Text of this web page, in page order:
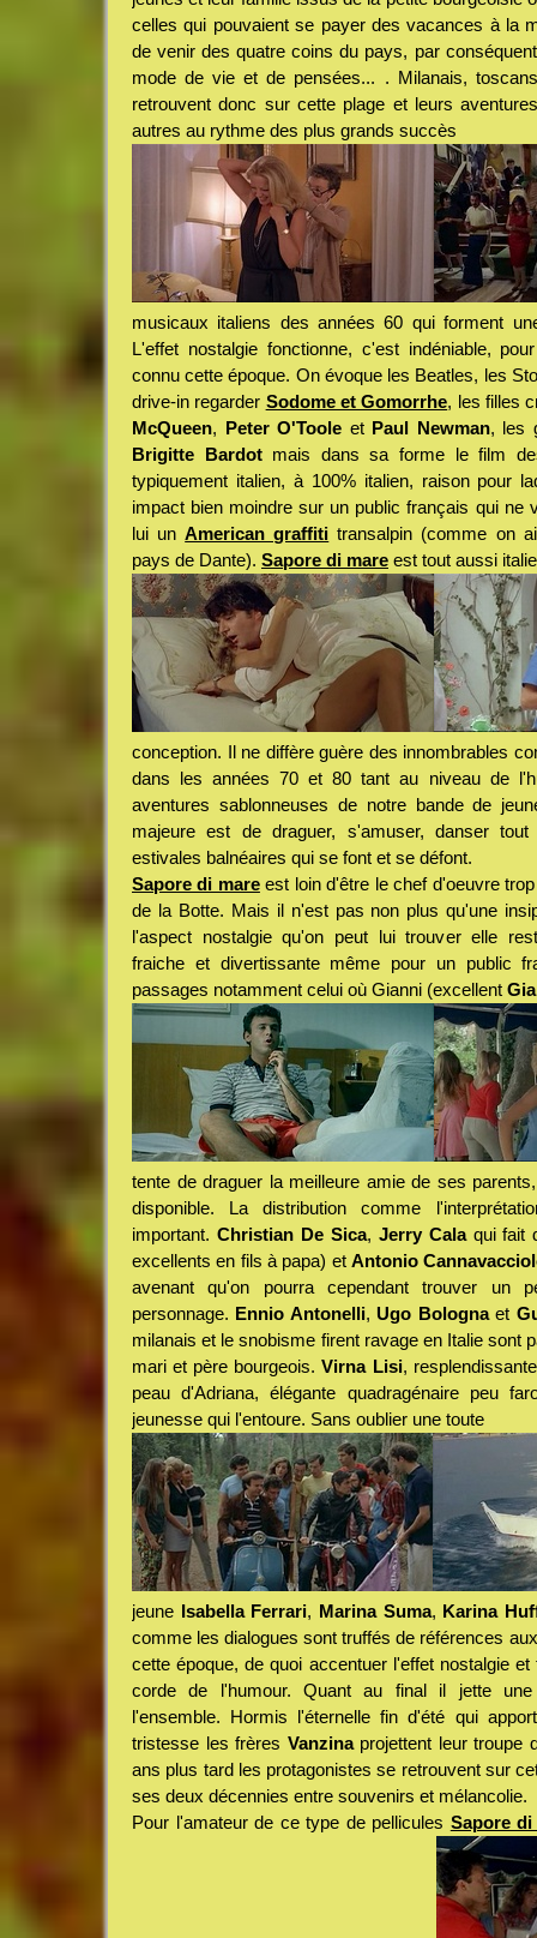
celles qui pouvaient se payer des vacances à la
de venir des quatre coins du pays, par
mode de vie et de pensées... . Milanais,
retrouvent donc sur cette plage et leurs
autres au rythme des plus grands succès
musicaux italiens des années 60 qui forment
L'effet nostalgie fonctionne, c'est indéniable,
connu cette époque. On évoque les Beatles, les
drive-in regarder Sodome et Gomorrhe, les filles
McQueen, Peter O'Toole et Paul Newman, les
Brigitte Bardotmais dans sa forme le film
typiquement italien, à 100% italien, raison pour
impact bien moindre sur un public français qui ne
lui unAmerican graffiti transalpin (comme on
pays de Dante). Sapore di mare est tout aussi
conception. Il ne diffère guère des innombrables
dans les années 70 et 80 tant au niveau de
aventures sablonneuses de notre bande de
majeure est de draguer, s'amuser, danser
estivales balnéaires qui se font et se défont.
Sapore di mareest loin d'être le chef d'oeuvre
de la Botte. Mais il n'est pas non plus qu'une
l'aspect nostalgie qu'on peut lui trouver elle
fraiche et divertissante même pour un public
passages notamment celui où Gianni (excellent
tente de draguer la meilleure amie de ses
disponible. La distribution comme
important. Christian De Sica, Jerry Calaqui fait
excellents en fils à papa) et Antonio
avenant qu'on pourra cependant trouver un
personnage. Ennio Antonelli, Ugo Bolognaet
milanais et le snobisme firent ravage en Italie sont
mari et père bourgeois.Virna Lisi,
peau d'Adriana, élégante quadragénaire peu
jeunesse qui l'entoure. Sans oublier une toute
jeune Isabella Ferrari, Marina Suma, Karina
comme les dialogues sont truffés de références
cette époque, de quoi accentuer l'effet nostalgie
corde de l'humour. Quant au final il jette
l'ensemble. Hormis l'éternelle fin d'été qui
tristesse les frères Vanzinaprojettent leur troupe
ans plus tard les protagonistes se retrouvent sur
ses deux décennies entre souvenirs et mélancolie.
Pour l'amateur de ce type de pellicules Sapore di